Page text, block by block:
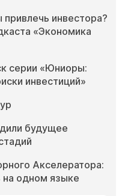
инвестора?
«Экономика
серии «Юниоры:
инвестиций»
будущее
Акселератора:
на одном языке